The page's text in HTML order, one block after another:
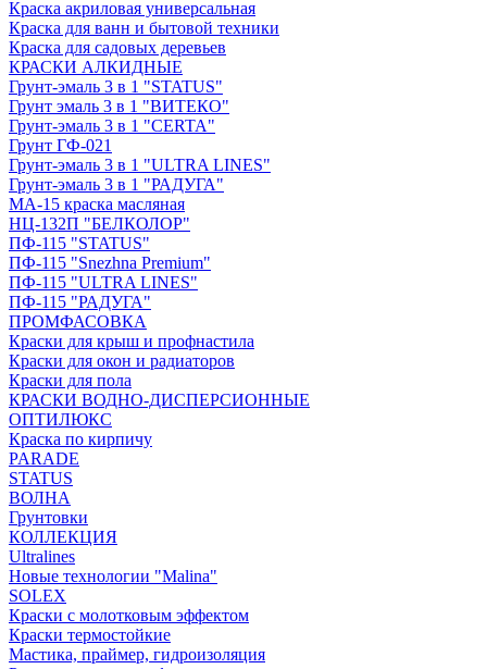
Краска акриловая универсальная
Краска для ванн и бытовой техники
Краска для садовых деревьев
КРАСКИ АЛКИДНЫЕ
Грунт-эмаль 3 в 1 "STATUS"
Грунт эмаль 3 в 1 "ВИТЕКО"
Грунт-эмаль 3 в 1 "CERTA"
Грунт ГФ-021
Грунт-эмаль 3 в 1 "ULTRA LINES"
Грунт-эмаль 3 в 1 "РАДУГА"
МА-15 краска масляная
НЦ-132П "БЕЛКОЛОР"
ПФ-115 "STATUS"
ПФ-115 "Snezhna Premium"
ПФ-115 "ULTRA LINES"
ПФ-115 "РАДУГА"
ПРОМФАСОВКА
Краски для крыш и профнастила
Краски для окон и радиаторов
Краски для пола
КРАСКИ ВОДНО-ДИСПЕРСИОННЫЕ
ОПТИЛЮКС
Краска по кирпичу
PARADE
STATUS
ВОЛНА
Грунтовки
КОЛЛЕКЦИЯ
Ultralines
Новые технологии "Malina"
SOLEX
Краски с молотковым эффектом
Краски термостойкие
Мастика, праймер, гидроизоляция